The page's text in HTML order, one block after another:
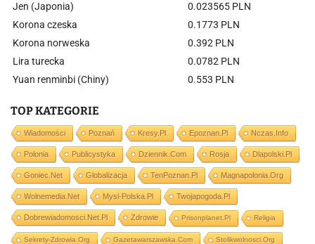
Jen (Japonia)
0.023565 PLN
Korona czeska
0.1773 PLN
Korona norweska
0.392 PLN
Lira turecka
0.0782 PLN
Yuan renminbi (Chiny)
0.553 PLN
TOP KATEGORIE
Wiadomości Poznań Kresy.pl Epoznan.pl Nczas.info
Polonia Publicystyka Dziennik.com Rosja Dlapolski.pl
Goniec.net Globalizacja TenPoznan.pl Magnapolonia.org
Wolnemedia.net Mysl-Polska.pl Twojapogoda.pl
Dobrewiadomosci.net.pl Zdrowie Prisonplanet.pl Religia
Sekrety-Zdrowia.org Gazetawarszawska.com Stolikwolnosci.org